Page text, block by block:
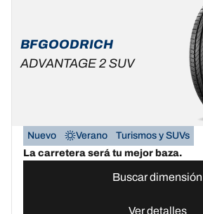
BFGOODRICH
ADVANTAGE 2 SUV
Nuevo Verano
Turismos y SUVs
La carretera será tu mejor baza.
Buscar dimensión
Ver detalles